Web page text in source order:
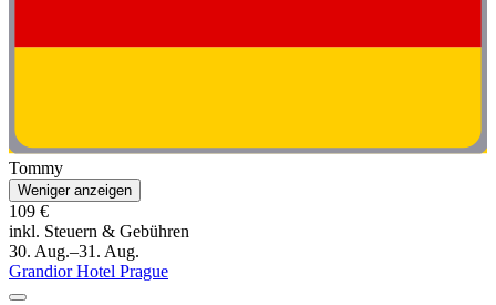
Tommy
Weniger anzeigen
109 €
inkl. Steuern & Gebühren
30. Aug.–31. Aug.
Grandior Hotel Prague